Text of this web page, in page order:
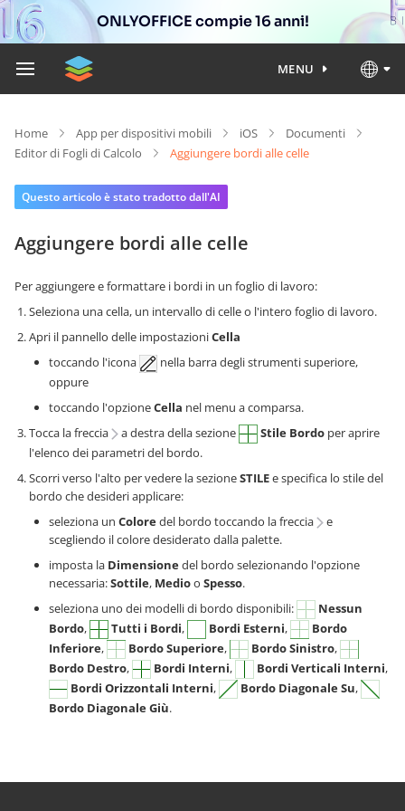
ONLYOFFICE compie 16 anni!
MENU
Home App per dispositivi mobili iOS
Documenti
Editor di Fogli di Calcolo
Aggiungere bordi alle celle
Questo articolo è stato tradotto dall'AI
Aggiungere bordi alle celle
Per aggiungere e formattare i bordi in un foglio di lavoro:
Seleziona una cella, un intervallo di celle o l'intero foglio di lavoro.
Apri il pannello delle impostazioniCella
toccando l'icona
nella barra degli strumenti superiore,
oppure
toccando l'opzioneCella nel menu a comparsa.
Tocca la freccia
a destra della sezione Stile Bordo per aprire
l'elenco dei parametri del bordo.
Scorri verso l'alto per vedere la sezioneSTILEe specifica lo stile del
bordo che desideri applicare:
seleziona un Coloredel bordo toccando la freccia
e
scegliendo il colore desiderato dalla palette.
imposta la Dimensionedel bordo selezionando l'opzione
necessaria:Sottile, Medioo Spesso.
seleziona uno dei modelli di bordo disponibili:
Nessun
Bordo, Tutti i Bordi, Bordi Esterni,
Bordo
Inferiore, Bordo Superiore, Bordo Sinistro,
Bordo Destro, Bordi Interni, Bordi Verticali Interni,
Bordi Orizzontali Interni, Bordo Diagonale Su,
Bordo Diagonale Giù.